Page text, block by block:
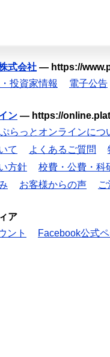
式会社 — https://
投資家情報 電子公告
ン — https://
ぷらっとオンラインにつ
て
よくあるご質問
方針
校費・公費・科
お客様からの声
ア
ント
Facebook公式